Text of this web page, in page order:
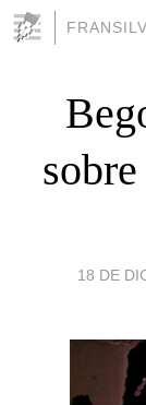
18 DE